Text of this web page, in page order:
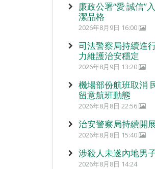
廉政公署“愛‧誠信”
潔品格
2026年8月9日 16:00
司法警察局持續進
力維護治安穩定
2026年8月9日 13:20
機場部份航班取消
留意航班動態
2026年8月8日 22:56
治安警察局持續開
2026年8月8日 15:40
涉殺人未遂內地男
2026年8月8日 14:24